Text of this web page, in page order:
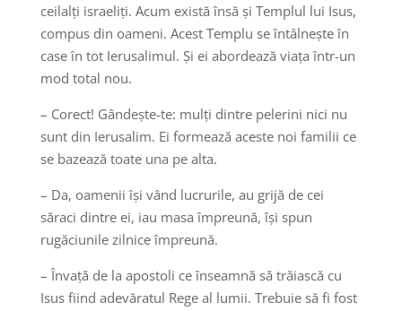
ceilalți israeliți. Acum există însă și Templul lui Isus,
compus din oameni. Acest Templu se întâlnește în
case în tot Ierusalimul. Și ei abordează viața într-un
mod total nou.
– Corect! Gândește-te: mulți dintre pelerini nici nu
sunt din Ierusalim. Ei formează aceste noi familii ce
se bazează toate una pe alta.
– Da, oamenii își vând lucrurile, au grijă de cei
săraci dintre ei, iau masa împreună, își spun
rugăciunile zilnice împreună.
– Învață de la apostoli ce înseamnă să trăiască cu
Isus fiind adevăratul Rege al lumii. Trebuie să fi fost